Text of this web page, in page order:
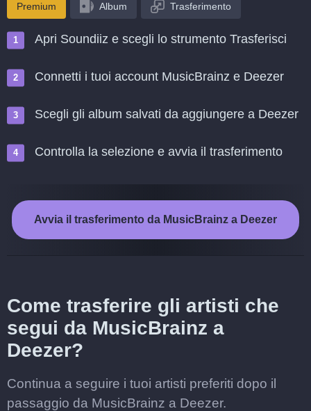
Premium Album Trasferimento
Apri Soundiiz e scegli lo strumento Trasferisci
Connetti i tuoi account MusicBrainz e Deezer
Scegli gli album salvati da aggiungere a Deezer
Controlla la selezione e avvia il trasferimento
Avvia il trasferimento da MusicBrainz a Deezer
Come trasferire gli artisti che
segui da MusicBrainz a
Deezer?
Continua a seguire i tuoi artisti preferiti dopo il
passaggio da MusicBrainz a Deezer.